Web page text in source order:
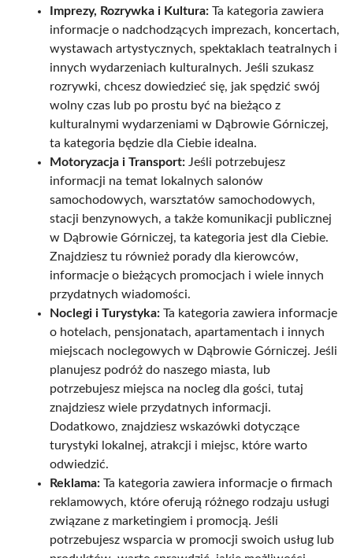
Imprezy, Rozrywka i Kultura: Ta kategoria zawiera
informacje o nadchodzących imprezach, koncertach,
wystawach artystycznych, spektaklach teatralnych i
innych wydarzeniach kulturalnych. Jeśli szukasz
rozrywki, chcesz dowiedzieć się, jak spędzić swój
wolny czas lub po prostu być na bieżąco z
kulturalnymi wydarzeniami w Dąbrowie Górniczej,
ta kategoria będzie dla Ciebie idealna.
Motoryzacja i Transport: Jeśli potrzebujesz
informacji na temat lokalnych salonów
samochodowych, warsztatów samochodowych,
stacji benzynowych, a także komunikacji publicznej
w Dąbrowie Górniczej, ta kategoria jest dla Ciebie.
Znajdziesz tu również porady dla kierowców,
informacje o bieżących promocjach i wiele innych
przydatnych wiadomości.
Noclegi i Turystyka: Ta kategoria zawiera informacje
o hotelach, pensjonatach, apartamentach i innych
miejscach noclegowych w Dąbrowie Górniczej. Jeśli
planujesz podróż do naszego miasta, lub
potrzebujesz miejsca na nocleg dla gości, tutaj
znajdziesz wiele przydatnych informacji.
Dodatkowo, znajdziesz wskazówki dotyczące
turystyki lokalnej, atrakcji i miejsc, które warto
odwiedzić.
Reklama: Ta kategoria zawiera informacje o firmach
reklamowych, które oferują różnego rodzaju usługi
związane z marketingiem i promocją. Jeśli
potrzebujesz wsparcia w promocji swoich usług lub